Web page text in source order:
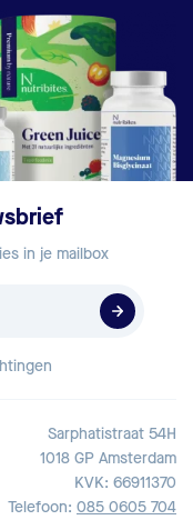
in je mailbox
Sarphatistraat 54H
1018 GP Amsterdam
KVK: 66911370
Telefoon: 085 0605 704